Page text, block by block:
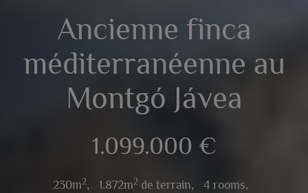
Ancienne finca
méditerranéenne au
Montgó Jávea
1.099.000 €
230m2, 1.872m2 de terrain,
4 rooms,